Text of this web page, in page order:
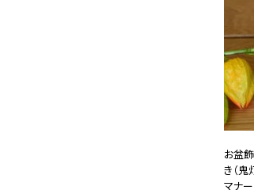
お盆
き（鬼
マナ